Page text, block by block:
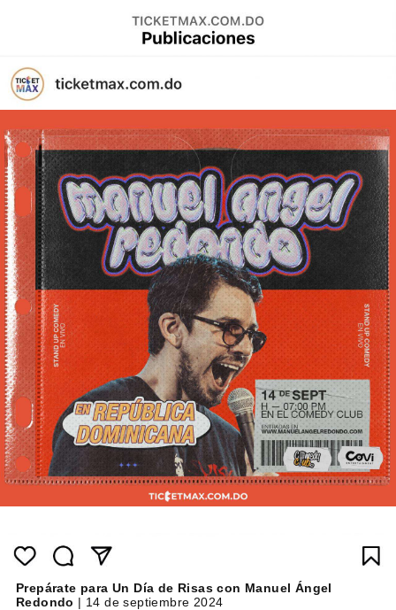
Prepárate para Un Día de Risas con Manuel Ángel
Redondo | 14 de septiembre 2024